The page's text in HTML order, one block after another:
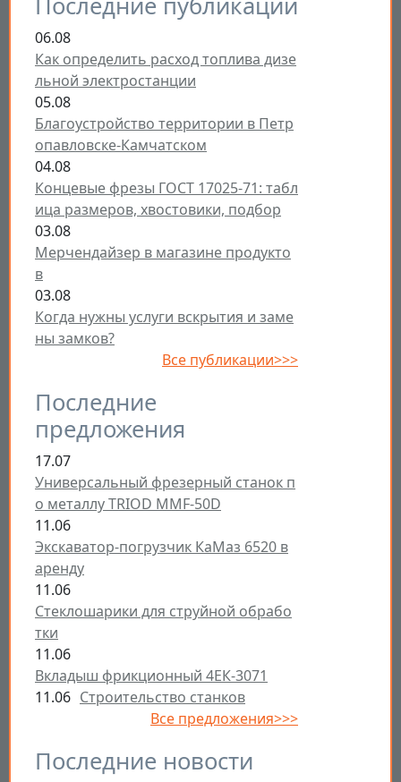
06.08
Как определить расход топлива дизе
льной электростанции
05.08
Благоустройство территории в Петр
опавловске-Камчатском
04.08
Концевые фрезы ГОСТ 17025-71: табл
ица размеров, хвостовики, подбор
03.08
Мерчендайзер в магазине продукто
в
03.08
Когда нужны услуги вскрытия и заме
ны замков?
Все публикации>>>
Последние
предложения
17.07
Универсальный фрезерный станок п
о металлу TRIOD MMF-50D
11.06
Экскаватор-погрузчик КаМаз 6520 в
аренду
11.06
Стеклошарики для струйной обрабо
тки
11.06
Вкладыш фрикционный 4ЕК-3071
11.06 Строительство станков
Все предложения>>>
Последние новости